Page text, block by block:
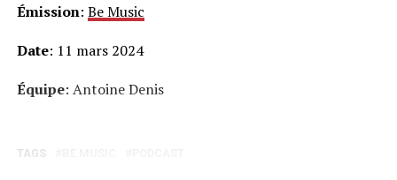
Émission: Be Music
Date: 11 mars 2024
Équipe: Antoine Denis
TAGS